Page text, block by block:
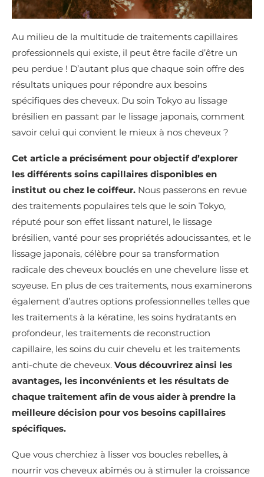
Au milieu de la multitude de traitements capillaires
professionnels qui existe, il peut être facile d’être un
peu perdue ! D’autant plus que chaque soin offre des
résultats uniques pour répondre aux besoins
spécifiques des cheveux. Du soin Tokyo au lissage
brésilien en passant par le lissage japonais, comment
savoir celui qui convient le mieux à nos cheveux ?
Cet article a précisément pour objectif d’explorer
les différents soins capillaires disponibles en
institut ou chez le coiffeur. Nous passerons en revue
des traitements populaires tels que le soin Tokyo,
réputé pour son effet lissant naturel, le lissage
brésilien, vanté pour ses propriétés adoucissantes, et le
lissage japonais, célèbre pour sa transformation
radicale des cheveux bouclés en une chevelure lisse et
soyeuse. En plus de ces traitements, nous examinerons
également d’autres options professionnelles telles que
les traitements à la kératine, les soins hydratants en
profondeur, les traitements de reconstruction
capillaire, les soins du cuir chevelu et les traitements
anti-chute de cheveux. Vous découvrirez ainsi les
avantages, les inconvénients et les résultats de
chaque traitement afin de vous aider à prendre la
meilleure décision pour vos besoins capillaires
spécifiques.
Que vous cherchiez à lisser vos boucles rebelles, à
nourrir vos cheveux abîmés ou à stimuler la croissance